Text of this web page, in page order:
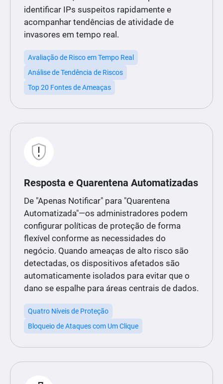
identificar IPs suspeitos rapidamente e
acompanhar tendências de atividade de
invasores em tempo real.
Avaliação de Risco em Tempo Real
Análise de Tendência de Riscos
Top 20 Fontes de Ameaças
Resposta e Quarentena Automatizadas
De "Apenas Notificar" para "Quarentena
Automatizada"—os administradores podem
configurar políticas de proteção de forma
flexível conforme as necessidades do
negócio. Quando ameaças de alto risco são
detectadas, os dispositivos afetados são
automaticamente isolados para evitar que o
dano se espalhe para áreas centrais de dados.
Quatro Níveis de Proteção
Bloqueio de Ataques com Um Clique